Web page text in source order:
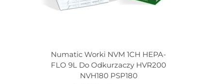
Numatic Worki NVM 1CH HEPA-
FLO 9L Do Odkurzaczy HVR200
NVH180 PSP180